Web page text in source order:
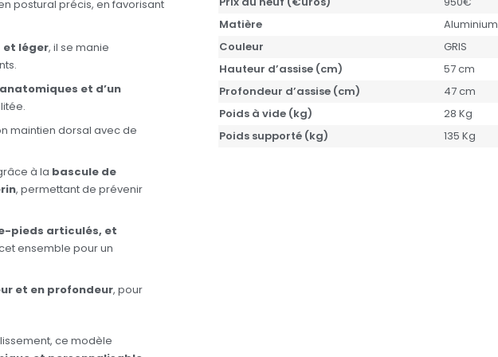
postural précis, en favorisant
et léger, il se manie
et d’un
maintien dorsal avec de
à la bascule de
, permettant de prévenir
pieds articulés, et
ensemble pour un
et en profondeur, pour
ce modèle
Matière
Aluminium
Couleur
GRIS
Hauteur d’assise (cm)
57 cm
Profondeur d’assise (cm)
47 cm
Poids à vide (kg)
28 Kg
Poids supporté (kg)
135 Kg